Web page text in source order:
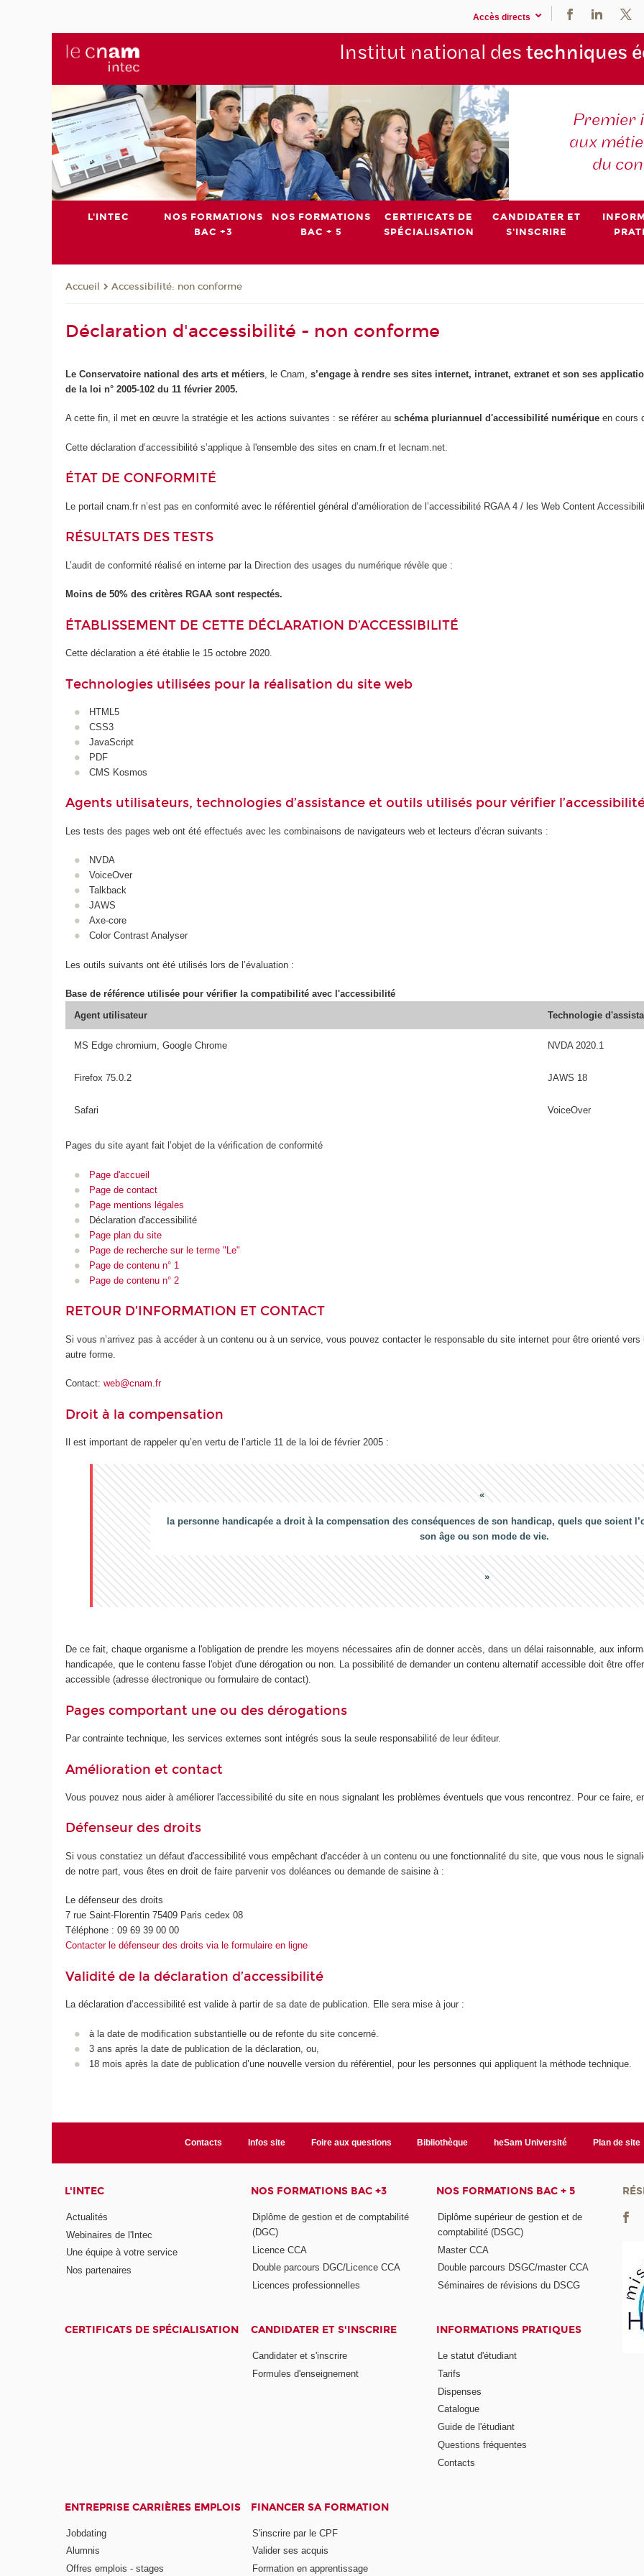
Accès directs
Institut national des techniques
Premier
aux
du
L'INTEC
NOS FORMATIONS
BAC +3
NOS FORMATIONS
BAC + 5
CERTIFICATS DE
SPÉCIALISATION
CANDIDATER ET
S'INSCRIRE
Accueil Accessibilité: non conforme
Déclaration d'accessibilité - non conforme
Le Conservatoire national des arts et métiers , le Cnam,s’engage à rendre ses sites internet, intranet, extranet et son ses
de la loi n° 2005-102 du 11 février 2005.
A cette fin, il met en œuvre la stratégie et les actions suivantes : se référer auschéma pluriannuel d'accessibilité numérique en cours
Cette déclaration d’accessibilité s’applique à l'ensemble des sites en cnam.fr et lecnam.net.
ÉTAT DE CONFORMITÉ
Le portail cnam.fr n’est pas en conformité avec le référentiel général d’amélioration de l’accessibilité RGAA 4 / les Web Content
RÉSULTATS DES TESTS
L’audit de conformité réalisé en interne par la Direction des usages du numérique révèle que :
Moins de 50% des critères RGAA sont respectés.
ÉTABLISSEMENT DE CETTE DÉCLARATION D’ACCESSIBILITÉ
Cette déclaration a été établie le 15 octobre 2020.
Technologies utilisées pour la réalisation du site web
HTML5
CSS3
JavaScript
PDF
CMS Kosmos
Agents utilisateurs, technologies d’assistance et outils utilisés pour vérifier
Les tests des pages web ont été effectués avec les combinaisons de navigateurs web et lecteurs d’écran suivants :
NVDA
VoiceOver
Talkback
JAWS
Axe-core
Color Contrast Analyser
Les outils suivants ont été utilisés lors de l’évaluation :
Base de référence utilisée pour vérifier la compatibilité avec l'accessibilité
Agent utilisateur
Technologie
MS Edge chromium, Google Chrome NVDA 2020.1
Firefox 75.0.2 JAWS 18
Safari VoiceOver
Pages du site ayant fait l’objet de la vérification de conformité
Page d'accueil
Page de contact
Page mentions légales
Déclaration d'accessibilité
Page plan du site
Page de recherche sur le terme "Le"
Page de contenu n° 1
Page de contenu n° 2
RETOUR D’INFORMATION ET CONTACT
Si vous n’arrivez pas à accéder à un contenu ou à un service, vous pouvez contacter le responsable du site internet pour être orienté
autre forme.
Contact:web@cnam.fr
Droit à la compensation
Il est important de rappeler qu’en vertu de l’article 11 de la loi de février 2005 :
la personne handicapée a droit à la compensation des conséquences de son handicap, quels que soient
son âge ou son mode de vie.
De ce fait, chaque organisme a l'obligation de prendre les moyens nécessaires afin de donner accès, dans un délai raisonnable, aux
handicapée, que le contenu fasse l'objet d'une dérogation ou non. La possibilité de demander un contenu alternatif accessible doit être
accessible (adresse électronique ou formulaire de contact).
Pages comportant une ou des dérogations
Par contrainte technique, les services externes sont intégrés sous la seule responsabilité de leur éditeur.
Amélioration et contact
Vous pouvez nous aider à améliorer l'accessibilité du site en nous signalant les problèmes éventuels que vous rencontrez. Pour ce faire,
Défenseur des droits
Si vous constatiez un défaut d'accessibilité vous empêchant d'accéder à un contenu ou une fonctionnalité du site, que vous nous le
de notre part, vous êtes en droit de faire parvenir vos doléances ou demande de saisine à :
Le défenseur des droits
7 rue Saint-Florentin 75409 Paris cedex 08
Téléphone : 09 69 39 00 00
Contacter le défenseur des droits via le formulaire en ligne
Validité de la déclaration d’accessibilité
La déclaration d’accessibilité est valide à partir de sa date de publication. Elle sera mise à jour :
à la date de modification substantielle ou de refonte du site concerné.
3 ans après la date de publication de la déclaration, ou,
18 mois après la date de publication d’une nouvelle version du référentiel, pour les personnes qui appliquent la méthode technique.
Contacts Infos site Foire aux questions Bibliothèque heSam Université Plan de site
L'INTEC
Actualités
Webinaires de l'Intec
Une équipe à votre service
Nos partenaires
NOS FORMATIONS BAC +3
Diplôme de gestion et de comptabilité
(DGC)
Licence CCA
Double parcours DGC/Licence CCA
Licences professionnelles
NOS FORMATIONS BAC + 5
Diplôme supérieur de gestion et de
comptabilité (DSGC)
Master CCA
Double parcours DSGC/master CCA
Séminaires de révisions du DSCG
CERTIFICATS DE SPÉCIALISATION CANDIDATER ET S'INSCRIRE
Candidater et s'inscrire
Formules d'enseignement
INFORMATIONS PRATIQUES
Le statut d'étudiant
Tarifs
Dispenses
Catalogue
Guide de l'étudiant
Questions fréquentes
Contacts
ENTREPRISE CARRIÈRES EMPLOIS
Jobdating
Alumnis
Offres emplois - stages
FINANCER SA FORMATION
S'inscrire par le CPF
Valider ses acquis
Formation en apprentissage